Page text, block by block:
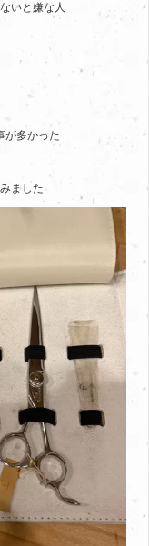
いと嫌な人
が多かった
ました